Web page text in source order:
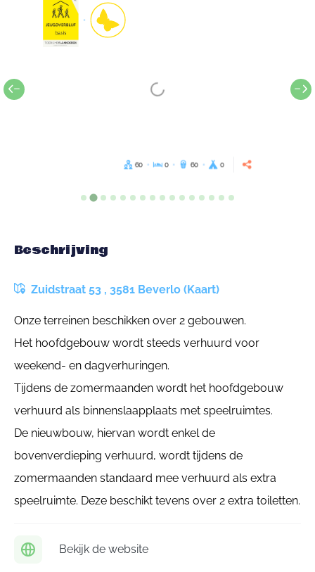
60 0 60 0
Beschrijving
Zuidstraat 53 , 3581 Beverlo (Kaart)
Onze terreinen beschikken over 2 gebouwen.
Het hoofdgebouw wordt steeds verhuurd voor
weekend- en dagverhuringen.
Tijdens de zomermaanden wordt het hoofdgebouw
verhuurd als binnenslaapplaats met speelruimtes.
De nieuwbouw, hiervan wordt enkel de
bovenverdieping verhuurd, wordt tijdens de
zomermaanden standaard mee verhuurd als extra
speelruimte. Deze beschikt tevens over 2 extra toiletten.
Bekijk de website